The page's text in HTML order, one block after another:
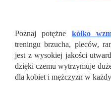
Poznaj potężne kółko
treningu brzucha, pleców,
jest z wysokiej jakości
dzięki czemu wytrzymuje
dla kobiet i mężczyzn w